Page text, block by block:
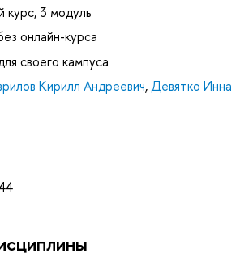
курс, 3 модуль
онлайн-курса
своего кампуса
Кирилл Андреевич,Девятко Инна